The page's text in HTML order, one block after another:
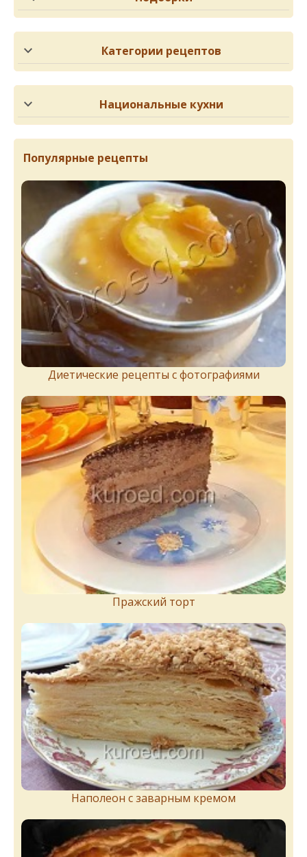
Категории рецептов
Национальные кухни
Популярные рецепты
Диетические рецепты с фотографиями
Пражский торт
Наполеон с заварным кремом